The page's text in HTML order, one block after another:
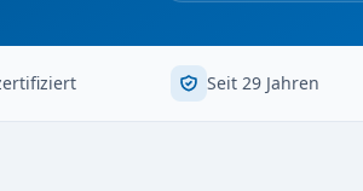
Seit 29 Jahren